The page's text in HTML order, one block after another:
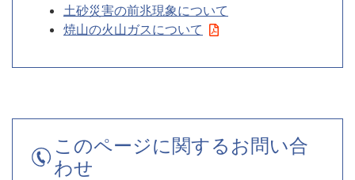
土砂災害の前兆現象について
焼山の火山ガスについて
このページに関するお問い合
わせ